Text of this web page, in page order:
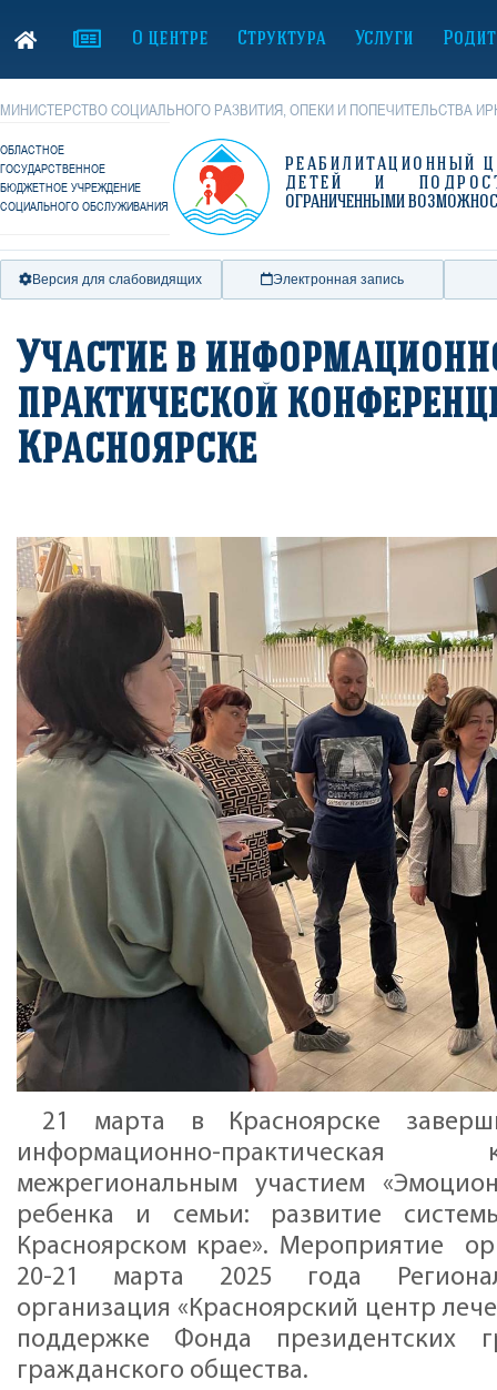
О центре Структура Услуги
МИНИСТЕРСТВО СОЦИАЛЬНОГО РАЗВИТИЯ, ОПЕКИ И ПОПЕЧИТЕЛЬСТВА
ОБЛАСТНОЕ
ГОСУДАРСТВЕННОЕ
БЮДЖЕТНОЕ УЧРЕЖДЕНИЕ
СОЦИАЛЬНОГО ОБСЛУЖИВАНИЯ
РЕАБИЛИТАЦИОННЫЙ
ДЕТЕЙ И
ОГРАНИЧЕННЫМИ
Версия для слабовидящих Электронная запись
Участие в
практической
Красноярске
21 марта в Красноярске
информационно-
межрегиональным участием
ребенка и семьи: развитие
Красноярском крае». Мероприятие
20-21 марта 2025 года
организация «Красноярский центр
поддержке Фонда президентских
гражданского общества.